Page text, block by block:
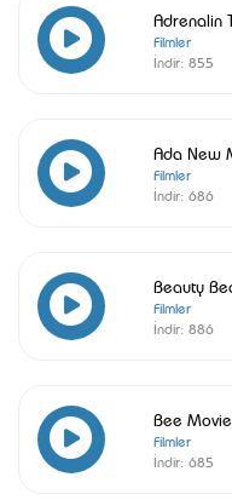
Adrenalin
Filmler
İndir: 855
Ada New
Filmler
İndir: 686
Beauty
Filmler
İndir: 886
Bee
Filmler
İndir: 685